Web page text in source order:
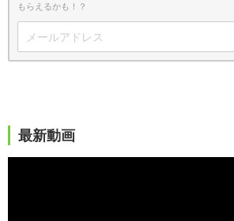
もらえるかも！？
最新動画